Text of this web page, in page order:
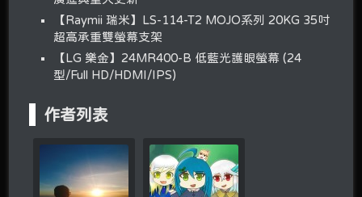
【Raymii 瑞米】LS-114-T2 MOJO系列 20KG 35吋
超高承重雙螢幕支架
【LG 樂金】24MR400-B 低藍光護眼螢幕 (24
型/Full HD/HDMI/IPS)
作者列表